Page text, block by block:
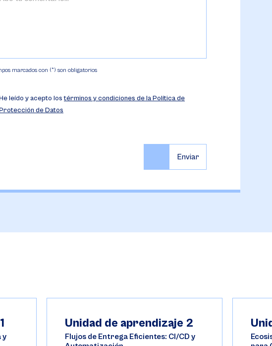
marcados con (*) son obligatorios
leído y acepto lostérminos y condiciones de la Política de
de Datos
y
Unidad de aprendizaje 2
Flujos de Entrega Eficientes: CI/CD y